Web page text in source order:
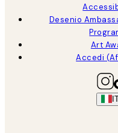
Desenio
Art
Accedi